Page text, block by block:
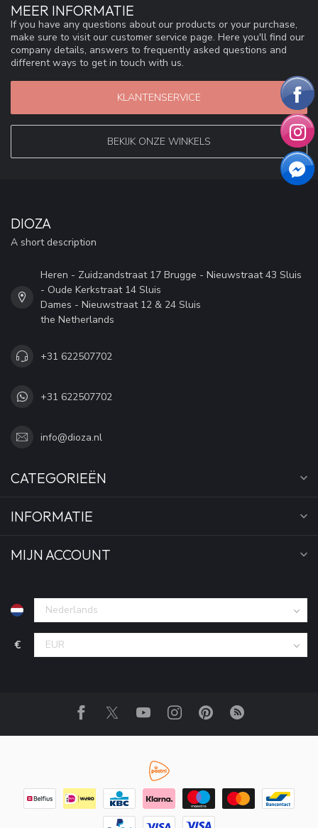
MEER INFORMATIE
If you have any questions about our products or your purchase,
make sure to visit our customer service page. Here you'll find our
company details, answers to frequently asked questions and
different ways to get in touch with us.
KLANTENSERVICE
BEKIJK ONZE WINKELS
DIOZA
A short description
Heren - Zuidzandstraat 17 Brugge - Nieuwstraat 43 Sluis
- Oude Kerkstraat 14 Sluis
Dames - Nieuwstraat 12 & 24 Sluis
the Netherlands
+31 622507702
+31 622507702
info@dioza.nl
CATEGORIEËN
INFORMATIE
MIJN ACCOUNT
€